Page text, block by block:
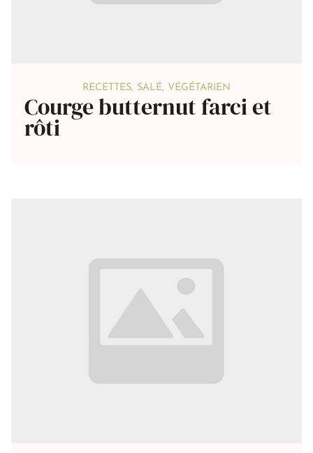
RECETTES, SALÉ, VÉGÉTARIEN
Courge butternut farci et
rôti